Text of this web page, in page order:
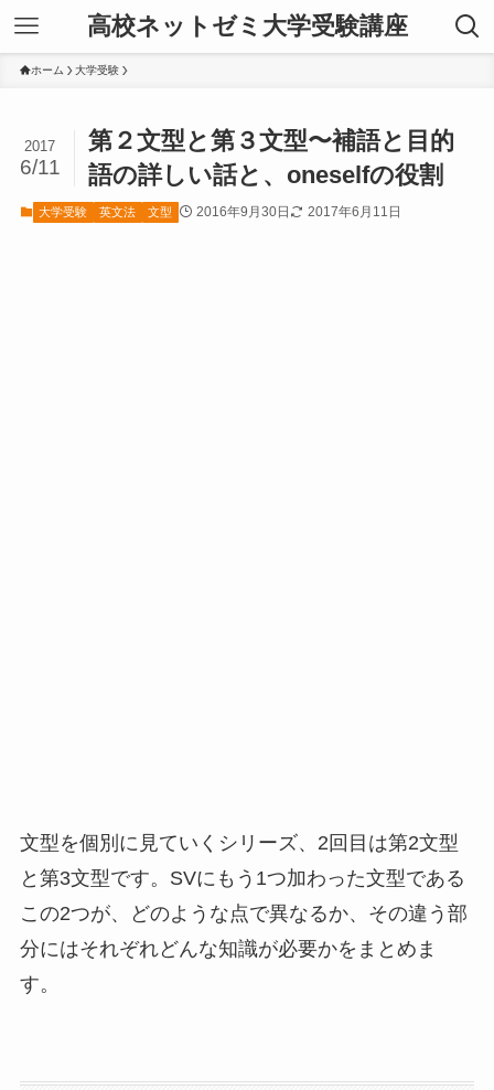
高校ネットゼミ大学受験講座
ホーム 大学受験
第２文型と第３文型〜補語と目的
語の詳しい話と、oneselfの役割
2017
6/11
大学受験 英文法 文型 2016年9月30日 2017年6月11日
文型を個別に見ていくシリーズ、2回目は第2文型
と第3文型です。SVにもう1つ加わった文型である
この2つが、どのような点で異なるか、その違う部
分にはそれぞれどんな知識が必要かをまとめま
す。